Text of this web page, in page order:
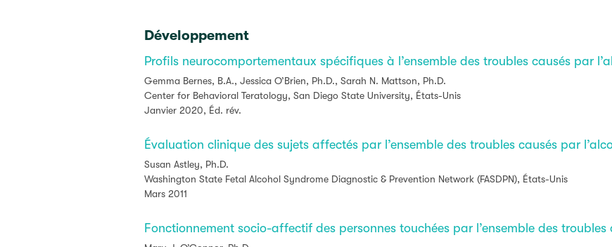
Développement
Profils neurocomportementaux spécifiques à l’ensemble des troubles causés par
Gemma Bernes, B.A., Jessica O’Brien, Ph.D., Sarah N. Mattson, Ph.D.
Center for Behavioral Teratology, San Diego State University, États-Unis
Janvier 2020, Éd. rév.
Évaluation clinique des sujets affectés par l’ensemble des troubles causés par
Susan Astley, Ph.D.
Washington State Fetal Alcohol Syndrome Diagnostic & Prevention Network (FASDPN), États-Unis
Mars 2011
Fonctionnement socio-affectif des personnes touchées par l’ensemble des